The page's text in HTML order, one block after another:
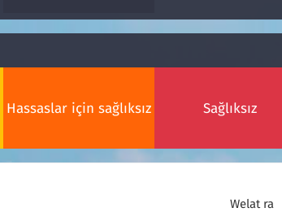
Hassaslar için sağlıksız Sağlıksız
Welat ra